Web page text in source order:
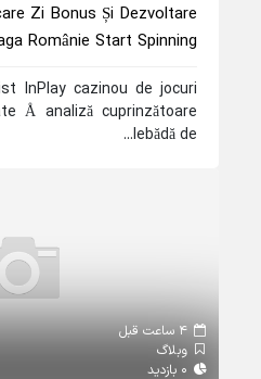
Zi Bonus Și Dezvoltare
Românie Start Spinning
InPlay cazinou de jocuri
Å analiză cuprinzătoare
lebădă de...
وبلاگ